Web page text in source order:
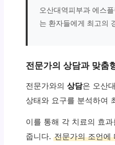
오산대역피부과 에스
는 환자들에게 최고의
전문가의 상담과 맞춤
전문가와의 상담은 오산
상태와 요구를 분석하여
이를 통해 각 치료의 효
줍니다. 전문가의 조언에